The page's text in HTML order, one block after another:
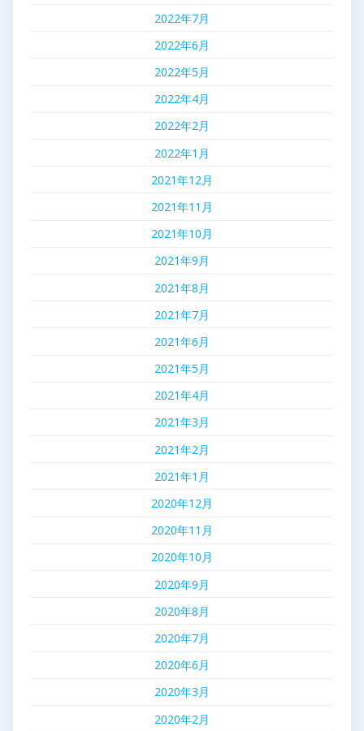
2022年7月
2022年6月
2022年5月
2022年4月
2022年2月
2022年1月
2021年12月
2021年11月
2021年10月
2021年9月
2021年8月
2021年7月
2021年6月
2021年5月
2021年4月
2021年3月
2021年2月
2021年1月
2020年12月
2020年11月
2020年10月
2020年9月
2020年8月
2020年7月
2020年6月
2020年3月
2020年2月